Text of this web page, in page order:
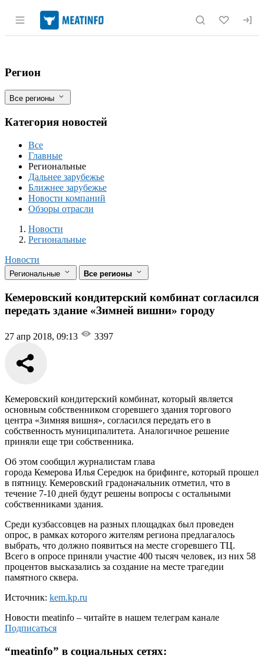
Раздел навигации по сайту
Кемеровский кондитерский комбинат
Фильтры
Регион
Все регионы
Категория новостей
Все
Главные
Региональные
Дальнее зарубежье
Ближнее зарубежье
Новости компаний
Обзоры отрасли
Новости
Разделы
Новости
Региональные
Новости
Региональные Все регионы
Кемеровский кондитерский комбинат согласился
передать здание «Зимней вишни» городу
27 апр 2018, 09:13 3397
Кемеровский кондитерский комбинат, который является
основным собственником сгоревшего здания торгового
центра «Зимняя вишня», согласился передать его в
собственность муниципалитета. Аналогичное решение
приняли еще три собственника.
Об этом сообщил журналистам глава
города Кемерова Илья Середюк на брифинге, который прошел
в пятницу. Кемеровский градоначальник отметил, что в
течение 7-10 дней будут решены вопросы с остальными
собственниками здания.
Среди кузбассовцев на разных площадках был проведен
опрос, в рамках которого жителям региона предлагалось
выбрать, что должно появиться на месте сгоревшего ТЦ.
Всего в опросе приняли участие 400 тысяч человек, из них 58
процентов высказались за создание на месте трагедии
памятного сквера.
Источник: kem.kp.ru
Новости meatinfo – читайте в нашем телеграм канале
Подписаться
“meatinfo” в социальных сетях: